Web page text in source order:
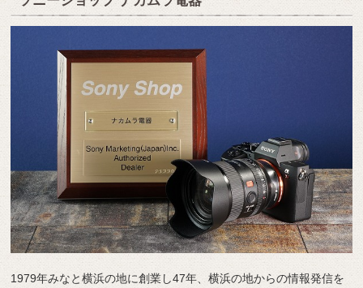
1979年みなと横浜の地に創業し47年、横浜の地からの情報発信を